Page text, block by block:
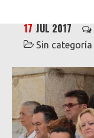
17 JUL 2017
Sin categoría